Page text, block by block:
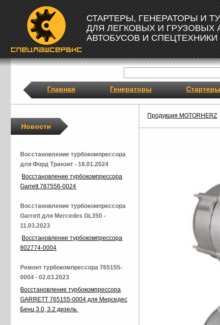
СТАРТЕРЫ, ГЕНЕРАТОРЫ И
ДЛЯ ЛЕГКОВЫХ И ГРУЗОВЫХ
АВТОБУСОВ И СПЕЦТЕХНИКИ
Главная Генераторы Стартеры
Продукция MOTORHERZ
Новости
Восстановление турбокомпрессора
для Форд Транзит - 18.01.2024
Восстановление турбокомпрессора
Garrett 787556-0024
Восстановление турбокомпрессора
Garrett для Mercedes GL350 -
11.03.2023
Восстановление турбокомпрессора
802774-0004
Ремонт турбокомпрессора 765155-
0004 - 02.03.2023
Восстановление турбокомпрессора
GARRETT 765155-0004 для Мерседес
Бенц 3.0, 3.2 дизель